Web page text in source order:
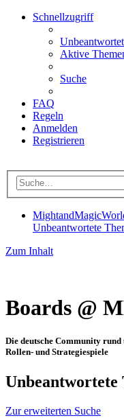
Schnellzugriff
Aktive
Suche
FAQ
Regeln
Anmelden
Registrieren
Unbeantwortete
Zum Inhalt
Boards @
Die deutsche Community
Rollen- und Strategiespiele
Unbeantwortete
Zur erweiterten Suche